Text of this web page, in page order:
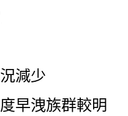
減少
早洩族群較明